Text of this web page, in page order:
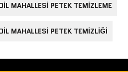
MAHALLESI PETEK TEMIZLEME
MAHALLESI PETEK TEMIZLIĞI